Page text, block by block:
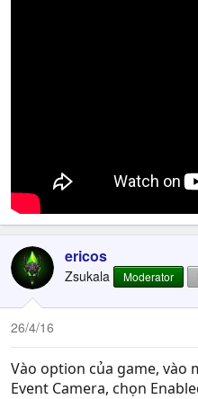
ericos
Zsukala Moderator
26/4/16
Vào option của game, vào
Event Camera, chọn